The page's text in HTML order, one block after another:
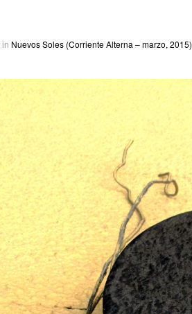
in Nuevos Soles (Corriente Alterna – marzo, 2015)